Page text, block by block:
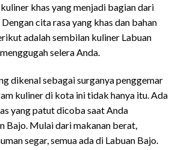
khas yang menjadi bagian dari
cita rasa yang khas dan bahan
adalah sembilan kuliner Labuan
selera Anda.
dikenal sebagai surganya penggemar
kuliner di kota ini tidak hanya itu. Ada
yang patut dicoba saat Anda
Bajo. Mulai dari makanan berat,
segar, semua ada di Labuan Bajo.